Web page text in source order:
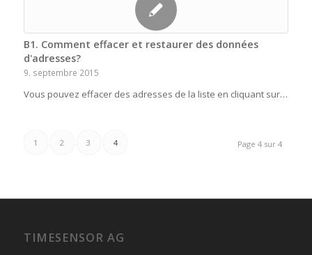
B1. Comment effacer et restaurer des données
d'adresses?
9. septembre 2015
Vous pouvez effacer des adresses de la liste en cliquant sur…
Page 4 sur 4
1 2 3 4
TIMESENSOR AG